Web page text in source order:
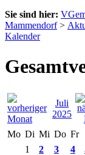
Sie sind hier:
Mammendorf>
Kalender
Juli
2025
Mo Di Mi Do Fr
1
2 3 4